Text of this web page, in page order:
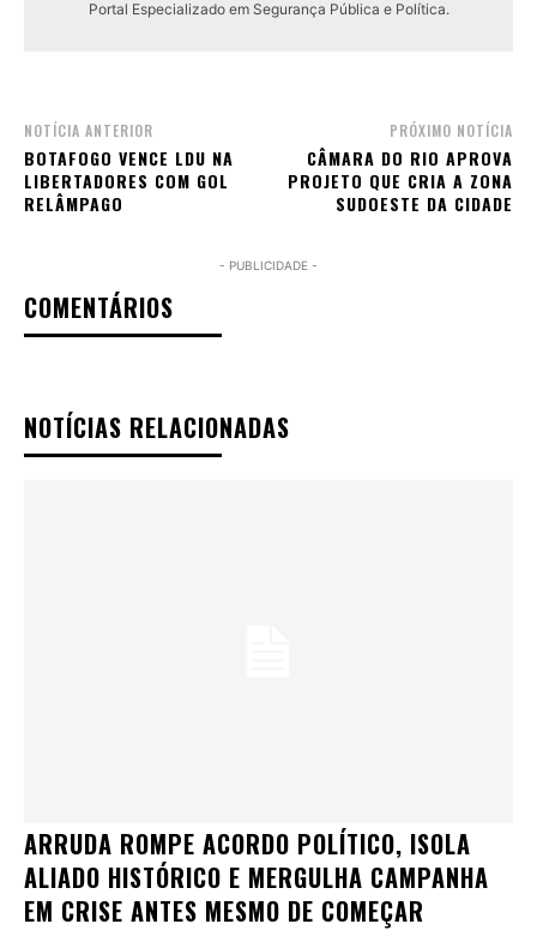
Portal Especializado em Segurança Pública e Política.
NOTÍCIA ANTERIOR
BOTAFOGO VENCE LDU NA
LIBERTADORES COM GOL
RELÂMPAGO
PRÓXIMO NOTÍCIA
CÂMARA DO RIO APROVA
PROJETO QUE CRIA A ZONA
SUDOESTE DA CIDADE
- PUBLICIDADE -
COMENTÁRIOS
NOTÍCIAS RELACIONADAS
ARRUDA ROMPE ACORDO POLÍTICO, ISOLA
ALIADO HISTÓRICO E MERGULHA CAMPANHA
EM CRISE ANTES MESMO DE COMEÇAR